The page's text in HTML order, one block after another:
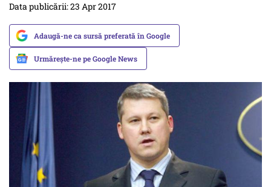
Data publicării: 23 Apr 2017
Adaugă-ne ca sursă preferată în Google
Urmărește-ne pe Google News